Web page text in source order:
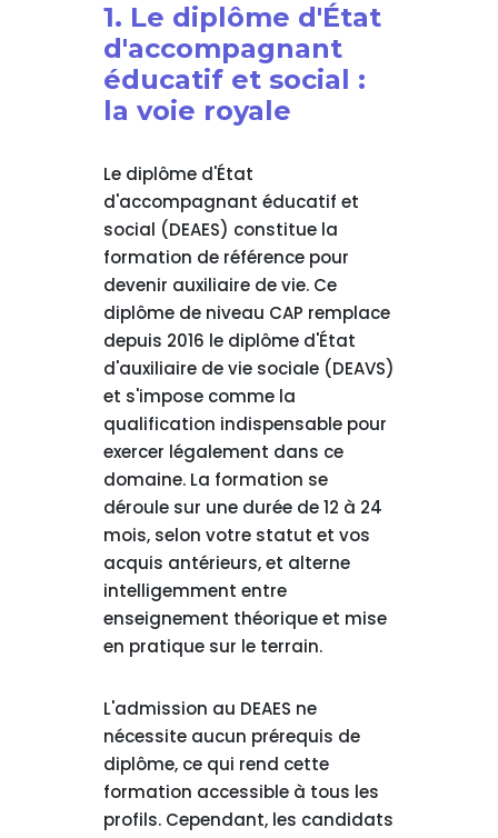
1. Le diplôme d'État
d'accompagnant
éducatif et social :
la voie royale
Le diplôme d'État
d'accompagnant éducatif et
social (DEAES) constitue la
formation de référence pour
devenir auxiliaire de vie. Ce
diplôme de niveau CAP remplace
depuis 2016 le diplôme d'État
d'auxiliaire de vie sociale (DEAVS)
et s'impose comme la
qualification indispensable pour
exercer légalement dans ce
domaine. La formation se
déroule sur une durée de 12 à 24
mois, selon votre statut et vos
acquis antérieurs, et alterne
intelligemment entre
enseignement théorique et mise
en pratique sur le terrain.
L'admission au DEAES ne
nécessite aucun prérequis de
diplôme, ce qui rend cette
formation accessible à tous les
profils. Cependant, les candidats